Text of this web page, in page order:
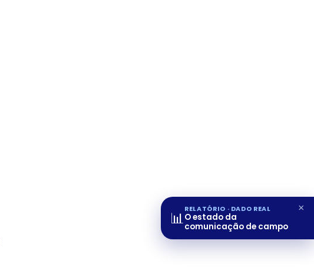
📊 RELATÓRIO · DADO REAL
O estado da
comunicação de campo
×